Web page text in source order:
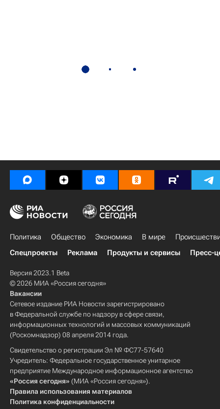
Политика Общество Экономика В мире
Спецпроекты
Реклама Продукты и сервисы Пресс-
Версия 2023.1 Beta
© 2026 МИА «Россия сегодня»
Вакансии
Сетевое издание РИА Новости зарегистрировано
в Федеральной службе по надзору в сфере связи,
информационных технологий и массовых коммуникаций
(Роскомнадзор) 08 апреля 2014 года.
Свидетельство о регистрации Эл № ФС77-57640
Учредитель: Федеральное государственное унитарное
предприятие Международное информационное агентство
«Россия сегодня» (МИА «Россия сегодня»).
Правила использования материалов
Политика конфиденциальности